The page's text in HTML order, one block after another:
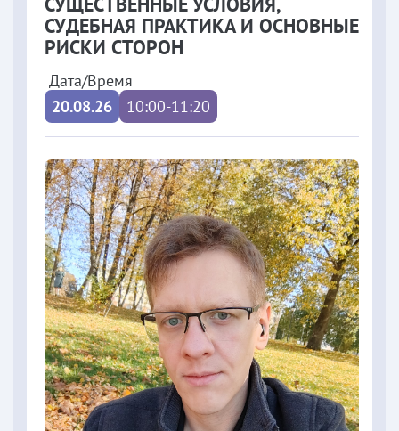
СУДЕБНАЯ ПРАКТИКА И ОСНОВНЫЕ
РИСКИ СТОРОН
Дата/Время
20.08.26
10:00-11:20